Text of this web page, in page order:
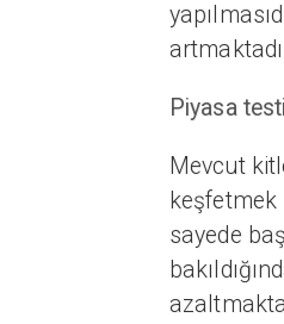
Piyasa
Mevcut
sayede